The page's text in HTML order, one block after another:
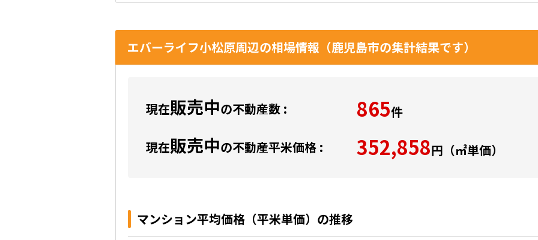
エバーライフ小松原周辺の相場情報（鹿児島市の集計結果です）
現在販売中の不動産数 : 865件
現在販売中の不動産平米価格 : 352,858円（㎡単価）
マンション平均価格（平米単価）の推移